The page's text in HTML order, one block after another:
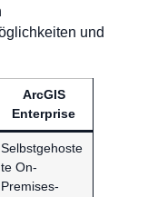
und
ArcGIS
Enterprise
Selbstgehoste
te On-
Premises-